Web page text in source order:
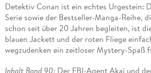
Detektiv Conan ist ein echtes Urgestein:
Serie sowie der Bestseller-Manga-Reihe,
schon seit über 20 Jahren begleiten, ist
blauen Jackett und der roten Fliege
wegzudenken ein zeitloser Mystery-Spaß
Inhalt Band 90: Der FBI-Agent Akai und